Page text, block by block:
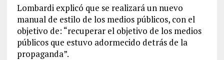
Lombardi explicó que se realizará un nuevo
manual de estilo de los medios públicos, con el
objetivo de: “recuperar el objetivo de los medios
públicos que estuvo adormecido detrás de la
propaganda”.